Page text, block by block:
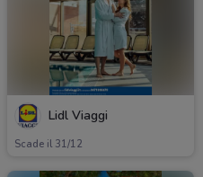
Lidl Viaggi
Scade il 31/12